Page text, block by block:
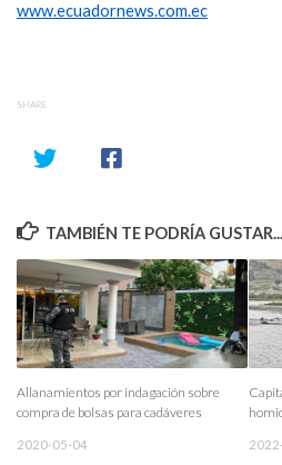
www.ecuadornews.com.ec
SHARE
TAMBIÉN TE PODRÍA GUSTAR...
Allanamientos por indagación sobre
compra de bolsas para cadáveres
2020-05-04